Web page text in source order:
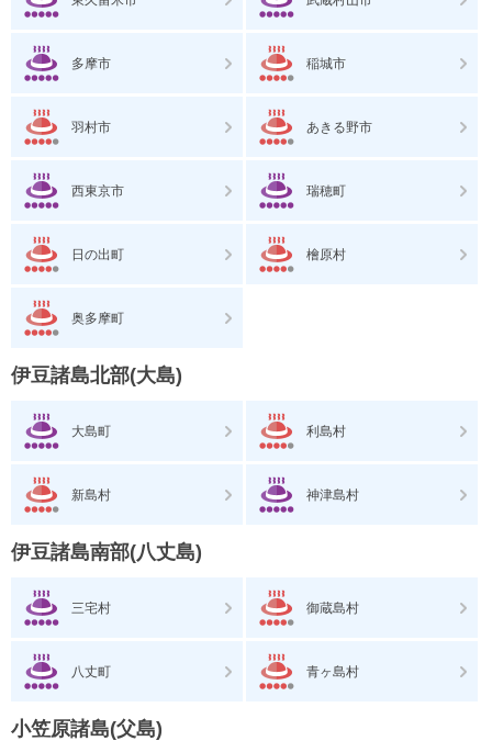
多摩市 稲城市
羽村市 あきる野市
西東京市 瑞穂町
日の出町 檜原村
奥多摩町
伊豆諸島北部(大島)
大島町 利島村
新島村 神津島村
伊豆諸島南部(八丈島)
三宅村 御蔵島村
八丈町 青ヶ島村
小笠原諸島(父島)